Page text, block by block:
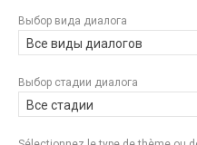
Выбор вида диалога
Все виды диалогов
Выбор стадии диалога
Все стадии